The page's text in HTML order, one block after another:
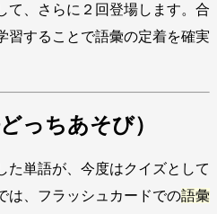
て、さらに２回登場します。合
習することで語彙の定着を確実
っちあそび）
単語が、今度はクイズとして
は、フラッシュカードでの語彙